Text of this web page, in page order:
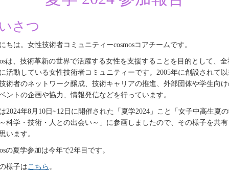
さつ
ちは。女性技術者コミュニティーcosmosコアチームです。
は、技術革新の世界で活躍する女性を支援することを目的として、全
活動している女性技術者コミュニティーです。 2005年に創設されて
術者のネットワーク醸成、技術キャリアの推進、外部団体や学生向
ントの企画や協力、情報発信などを行っています。
2024年8月 10 日 ~12 日に開催された「夏学2024 」こと「女子中高生夏
科学・技術・人との出会い～」に参画しましたので、その様子を共
います。
の夏学参加は今年で2年目です。
様子はこちら 。